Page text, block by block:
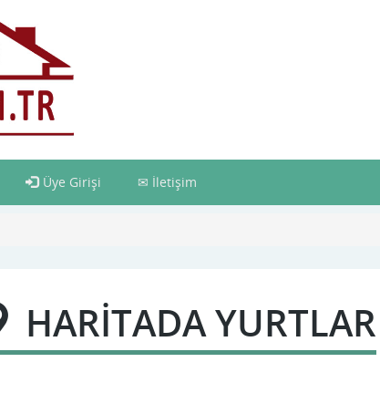
Üye Girişi İletişim
HARİTADA YURTLAR